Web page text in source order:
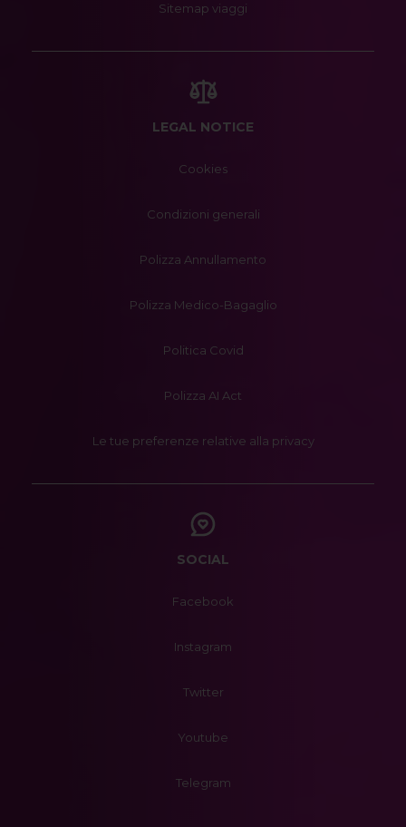
Sitemap viaggi
LEGAL NOTICE
Cookies
Condizioni generali
Polizza Annullamento
Polizza Medico-Bagaglio
Politica Covid
Polizza AI Act
Le tue preferenze relative alla privacy
SOCIAL
Facebook
Instagram
Twitter
Youtube
Telegram